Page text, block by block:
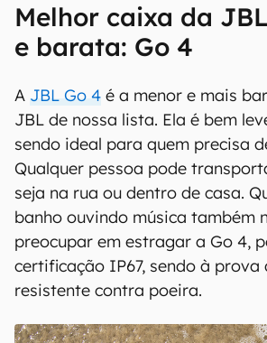
Melhor caixa da
e barata: Go 4
A JBL Go 4 é a menor e mais
JBL de nossa lista. Ela é bem
sendo ideal para quem precisa
Qualquer pessoa pode
seja na rua ou dentro de casa.
banho ouvindo música também
preocupar em estragar a Go 4,
certificação IP67, sendo à prova
resistente contra poeira.